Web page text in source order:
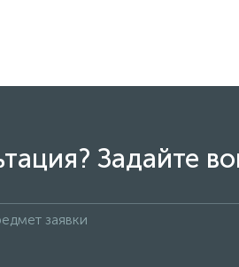
Задайте